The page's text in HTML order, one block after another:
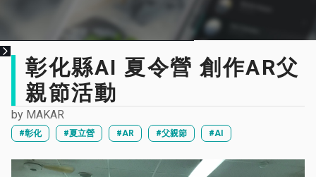
彰化縣AI 夏令營 創作AR父
親節活動
by MAKAR
#彰化 #夏立營 #AR #父親節 #AI